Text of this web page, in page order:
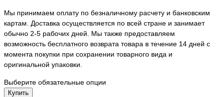
Мы принимаем оплату по безналичному расчету и банковским
картам. Доставка осуществляется по всей стране и занимает
обычно 2-5 рабочих дней. Мы также предоставляем
возможность бесплатного возврата товара в течение 14 дней с
момента покупки при сохранении товарного вида и
оригинальной упаковки.
Выберите обязательные опции
Купить